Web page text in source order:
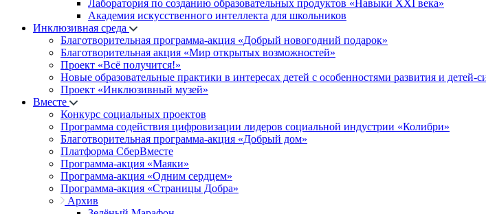
Лаборатория по созданию образовательных продуктов «Навыки XXI века»
Академия искусственного интеллекта для школьников
Инклюзивная среда
Благотворительная программа-акция «Добрый новогодний подарок»
Благотворительная акция «Мир открытых возможностей»
Проект «Всё получится!»
Новые образовательные практики в интересах детей с особенностями развития и детей-
Проект «Инклюзивный музей»
Вместе
Конкурс социальных проектов
Программа содействия цифровизации лидеров социальной индустрии «Колибри»
Благотворительная программа-акция «Добрый дом»
Платформа СберВместе
Программа-акция «Маяки»
Программа-акция «Одним сердцем»
Программа-акция «Страницы Добра»
Архив